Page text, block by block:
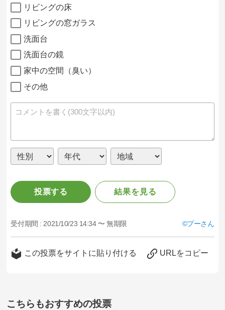
リビングの床
リビングの窓ガラス
洗面台
洗面台の鏡
家中の空間（臭い）
その他
投票する 結果を見る
受付期間 : 2021/10/23 14:34 〜 無期限 プーさん
この投票をサイトに貼り付ける URLをコピー
こちらもおすすめの投票